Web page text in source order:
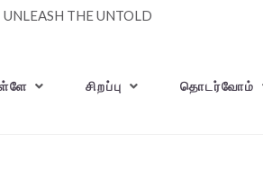
UNLEASH THE UNTOLD
சிறப்பு தொடர்வோம்